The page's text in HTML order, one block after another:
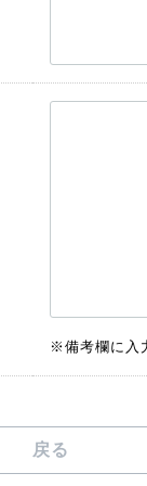
※備考欄に入
戻る